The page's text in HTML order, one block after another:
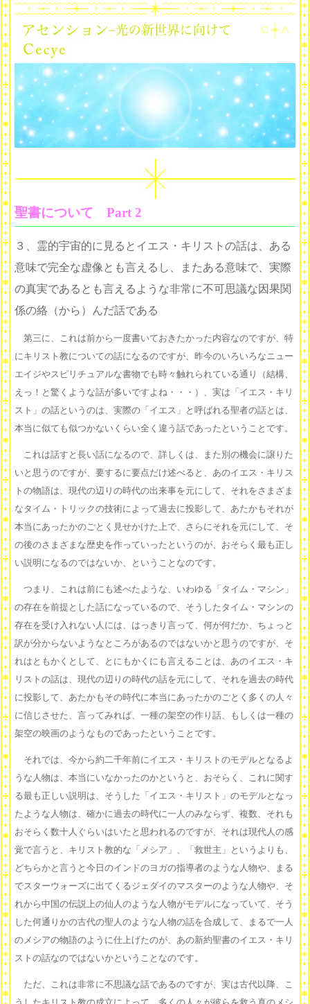
聖書について Part 2
３、霊的宇宙的に見るとイエス・キリストの話は、ある
意味で完全な虚像とも言えるし、またある意味で、 実際
の真実であるとも言えるような非常に不可思議な因果関
係の絡（から）んだ話である
第三に、これは前から一度書いておきたかった内容なのですが、特
にキリスト教についての話になるのですが、昨今のいろいろなニュー
エイジやスピリチュアルな書物でも時々触れられている通り（結構、
えっ！と驚くような話が多いですよね・・・）、実は「イエス・キリ
スト」の話というのは、実際の「イエス」と呼ばれる聖者の話とは、
本当に似ても似つかないくらい全く違う話であったということです。
これは話すと長い話になるので、詳しくは、また別の機会に譲りた
いと思うのですが、要するに要点だけ述べると、あのイエス・キリス
トの物語は、現代の辺りの時代の出来事を元にして、それをさまざま
なタイム・トリックの技術によって過去に投影して、あたかもそれが
本当にあったかのごとく見せかけた上で、さらにそれを元にして、そ
の後のさまざまな歴史を作っていったというのが、おそらく最も正し
い説明になるのではないか、ということなのです。
つまり、これは前にも述べたような、いわゆる「タイム・マシン」
の存在を前提とした話になっているので、そうしたタイム・マシンの
存在を受け入れない人には、はっきり言って、何が何だか、ちょっと
訳が分からないようなところがあるのではないかと思うのですが、そ
れはともかくとして、とにもかくにも言えることは、あのイエス・キ
リストの話は、現代の辺りの時代の話を元にして、それを過去の時代
に投影して、あたかもその時代に本当にあったかのごとく多くの人々
に信じさせた、言ってみれば、一種の架空の作り話、もしくは一種の
架空の映画のようなものであったということです。
それでは、今から約二千年前にイエス・キリストのモデルとなるよ
うな人物は、本当にいなかったのかというと、おそらく、これに関す
る最も正しい説明は、そうした「イエス・キリスト」のモデルとなっ
たような人物は、確かに過去の時代に一人のみならず、複数、それも
おそらく数十人ぐらいはいたと思われるのですが、それは現代人の感
覚で言うと、キリスト教的な「メシア」、「救世主」というよりも、
どちらかと言うと今日のインドのヨガの指導者のような人物や、まる
でスターウォーズに出てくるジェダイのマスターのような人物や、そ
れから中国の伝説上の仙人のような人物がモデルになっていて、そう
した何通りかの古代の聖人のような人物の話を合成して、まるで一人
のメシアの物語のように仕上げたのが、あの新約聖書のイエス・キリ
ストの話なのではないかということなのです。
ただ、これは非常に不思議な話であるのですが、実は古代以降、こ